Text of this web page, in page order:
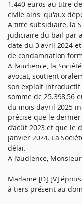
1.440 euros au titre
civile ainsi qu'aux
A titre subsidiaire, la
judiciaire du bail par
date du 3 avril 2024
de condamnation
A l’audience, la
avocat, soutient
son exploit introductif
somme de 25.398,56
du mois d’avril 2025
précise que le dernier
d’août 2023 et que le
janvier 2024. La
délai.
A l’audience,
Madame [D] [V]
à tiers présent au